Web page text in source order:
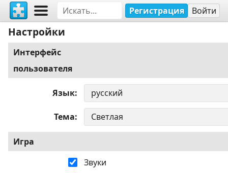
Регистрация Войти
Настройки
Интерфейс
пользователя
Язык
Тема
Игра
Звуки